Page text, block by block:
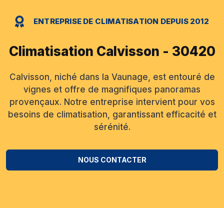
ENTREPRISE DE CLIMATISATION DEPUIS 2012
Climatisation Calvisson - 30420
Calvisson, niché dans la Vaunage, est entouré de
vignes et offre de magnifiques panoramas
provençaux. Notre entreprise intervient pour vos
besoins de climatisation, garantissant efficacité et
sérénité.
NOUS CONTACTER